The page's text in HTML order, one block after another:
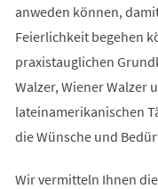
anweden können,
Feierlichkeit begehen
praxistauglichen
Walzer, Wiener Walzer
lateinamerikanischen
die Wünsche und
Wir vermitteln Ihnen